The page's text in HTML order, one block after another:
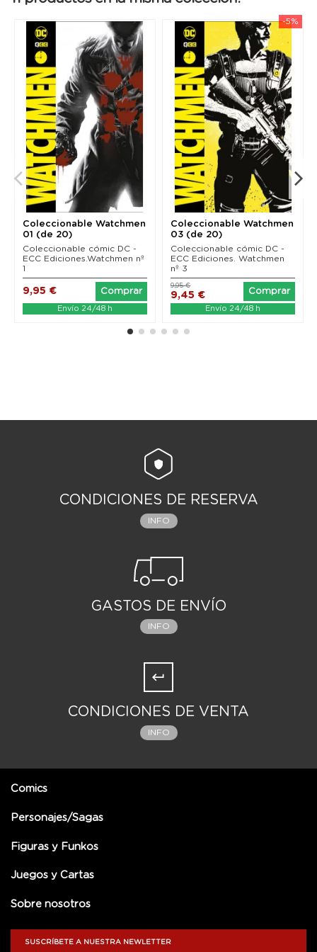
frontera) se une a tres figuras no menos conocidas
del cómic americano: Len Wein, el mítico guionista
que en su día también fue editor de Watchmen;
Steve Rude, el inolvidable responsable gráfico de
Nexus; y Jae Lee (Batman/Superman), uno de los
dibujantes de estilo más reconocible que puedan
encontrarse en el panorama actual.
Coleccionable Watchmen
01 (de 20)
Coleccionable cómic DC -
ECC Ediciones.Watchmen nº
1
9,95 € Comprar
Envío 24/48 h
-5%
Coleccionable Watchmen
03 (de 20)
Coleccionable cómic DC -
ECC Ediciones. Watchmen
nº 3
9,45 €
9,95 €
Comprar
Envío 24/48 h
CONDICIONES DE RESERVA
INFO
GASTOS DE ENVÍO
INFO
CONDICIONES DE VENTA
INFO
Comics
Personajes/Sagas
Figuras y Funkos
Juegos y Cartas
Sobre nosotros
SUSCRÍBETE A NUESTRA NEWLETTER